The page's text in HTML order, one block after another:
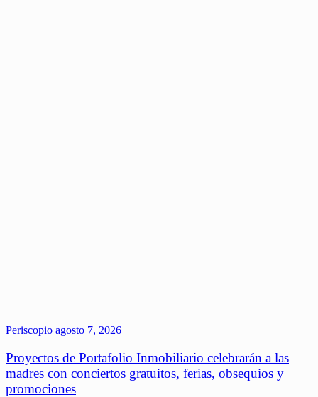
Periscopio agosto 7, 2026
Proyectos de Portafolio Inmobiliario celebrarán a las
madres con conciertos gratuitos, ferias, obsequios y
promociones